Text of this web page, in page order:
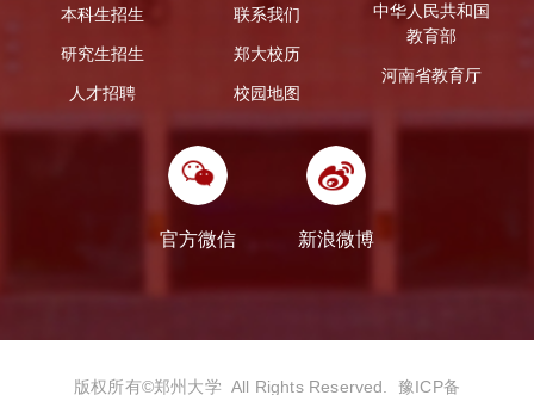
本科生招生
研究生招生
人才招聘
联系我们
郑大校历
校园地图
中华人民共和国
教育部
河南省教育厅
官方微信 新浪微博
版权所有©️郑州大学 All Rights Reserved.豫ICP备